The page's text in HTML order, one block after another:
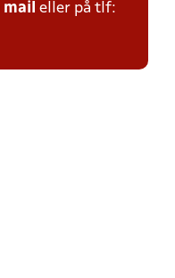
mail eller på tlf: